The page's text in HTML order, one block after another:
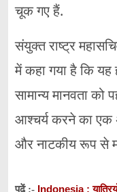
चूक गए हैं.
संयुक्त राष्ट्र
में कहा गया है कि यह
सामान्य मानवता को
आश्चर्य करने का एक
और नाटकीय रूप से
पढ़ें :- Indonesia :